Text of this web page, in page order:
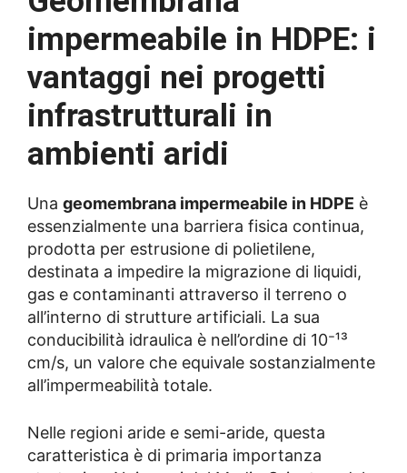
impermeabile in HDPE: i
vantaggi nei progetti
infrastrutturali in
ambienti aridi
Una geomembrana impermeabile in HDPE è
essenzialmente una barriera fisica continua,
prodotta per estrusione di polietilene,
destinata a impedire la migrazione di liquidi,
gas e contaminanti attraverso il terreno o
all’interno di strutture artificiali. La sua
conducibilità idraulica è nell’ordine di 10⁻¹³
cm/s, un valore che equivale sostanzialmente
all’impermeabilità totale.
Nelle regioni aride e semi-aride, questa
caratteristica è di primaria importanza